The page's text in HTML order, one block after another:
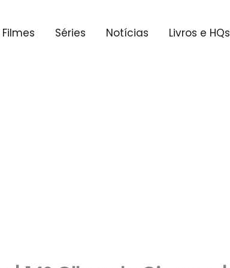
Filmes Séries Notícias Livros e HQs